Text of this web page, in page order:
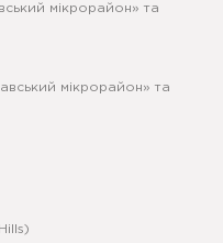
мікрорайон» та
мікрорайон» та